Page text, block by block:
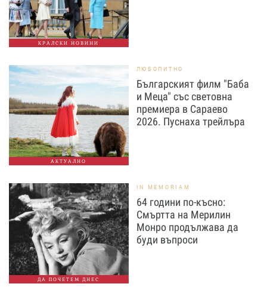
КРАЛСКИ НОВИНИ
АКТУАЛНО
ЛЮБОПИТНО
Българският филм "Баба
и Меца" със световна
премиера в Сараево
2026. Пуснаха трейлъра
ДА ПОЧЕТЕМ ДНЕС
IN MEMORIAM
64 години по-късно:
Смъртта на Мерилин
Монро продължава да
буди въпроси